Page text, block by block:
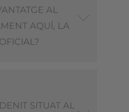
AL
AQUÍ, LA
SITUAT AL